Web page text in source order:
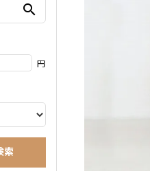
search
円
索